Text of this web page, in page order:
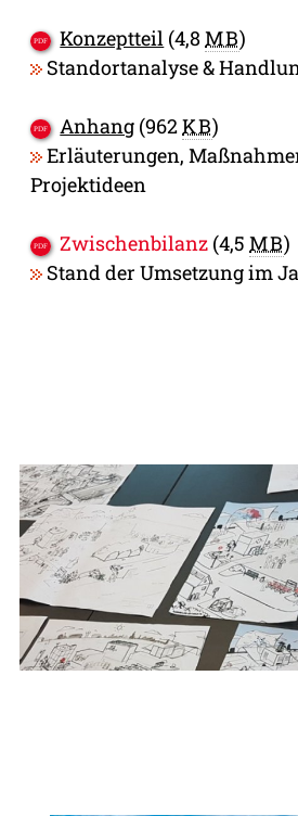
Konzeptteil (4,8MB)
Standortanalyse &
Anhang (962KB)
Erläuterungen,
Projektideen
Zwischenbilanz (4,5MB)
Stand der Umsetzung im